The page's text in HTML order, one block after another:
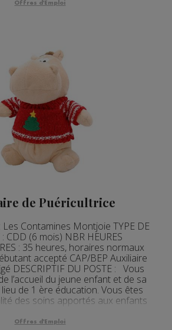
Offres d'Emploi
de Puéricultrice
Les Contamines Montjoie TYPE DE
CDD (6 mois) NBR HEURES
: 35 heures, horaires normaux
accepté CAP/BEP Auxiliaire
DESCRIPTIF DU POSTE : Vous
l’accueil du jeune enfant et de sa
de 1 ère éducation. Vous êtes
des soins apportés aux enfants
Offres d'Emploi